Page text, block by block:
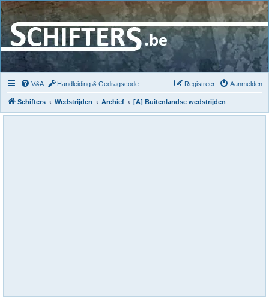
V&A Handleiding & Gedragscode Aanmelden
Registreer
Schifters Wedstrijden Archief [A] Buitenlandse wedstrijden